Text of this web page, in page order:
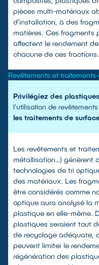
pièces multi-matériaux
d’installation, à des
matières. Ces fragments
affectent le rendement
chacune de ces fractions.
Revêtements et traitements
Privilégiez des
l’utilisation de
les traitements de
Les revêtements et
métallisation…) génèrent
technologies de tri
des matériaux. Les
être considérés comme
optique aura analysé la
plastique en elle-même.
plastiques seraient tout
de recyclage adéquate,
peuvent limiter le
régénération des